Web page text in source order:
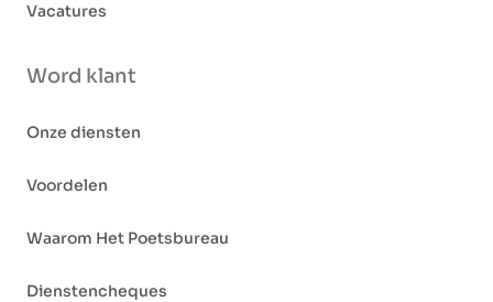
Vacatures
Word klant
Onze diensten
Voordelen
Waarom Het Poetsbureau
Dienstencheques